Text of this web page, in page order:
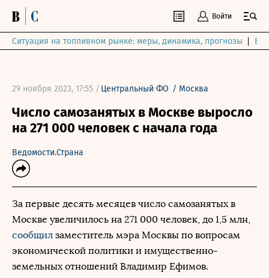
Войти
Ситуация на топливном рынке: меры, динамика, прогнозы
29 ноября 2023, 17:55 / Центральный ФО / Москва
Число самозанятых в Москве выросло
на 271 000 человек с начала года
Ведомости.Страна
За первые десять месяцев число самозанятых в
Москве увеличилось на 271 000 человек, до 1,5 млн,
сообщил заместитель мэра Москвы по вопросам
экономической политики и имущественно-
земельных отношений Владимир Ефимов.